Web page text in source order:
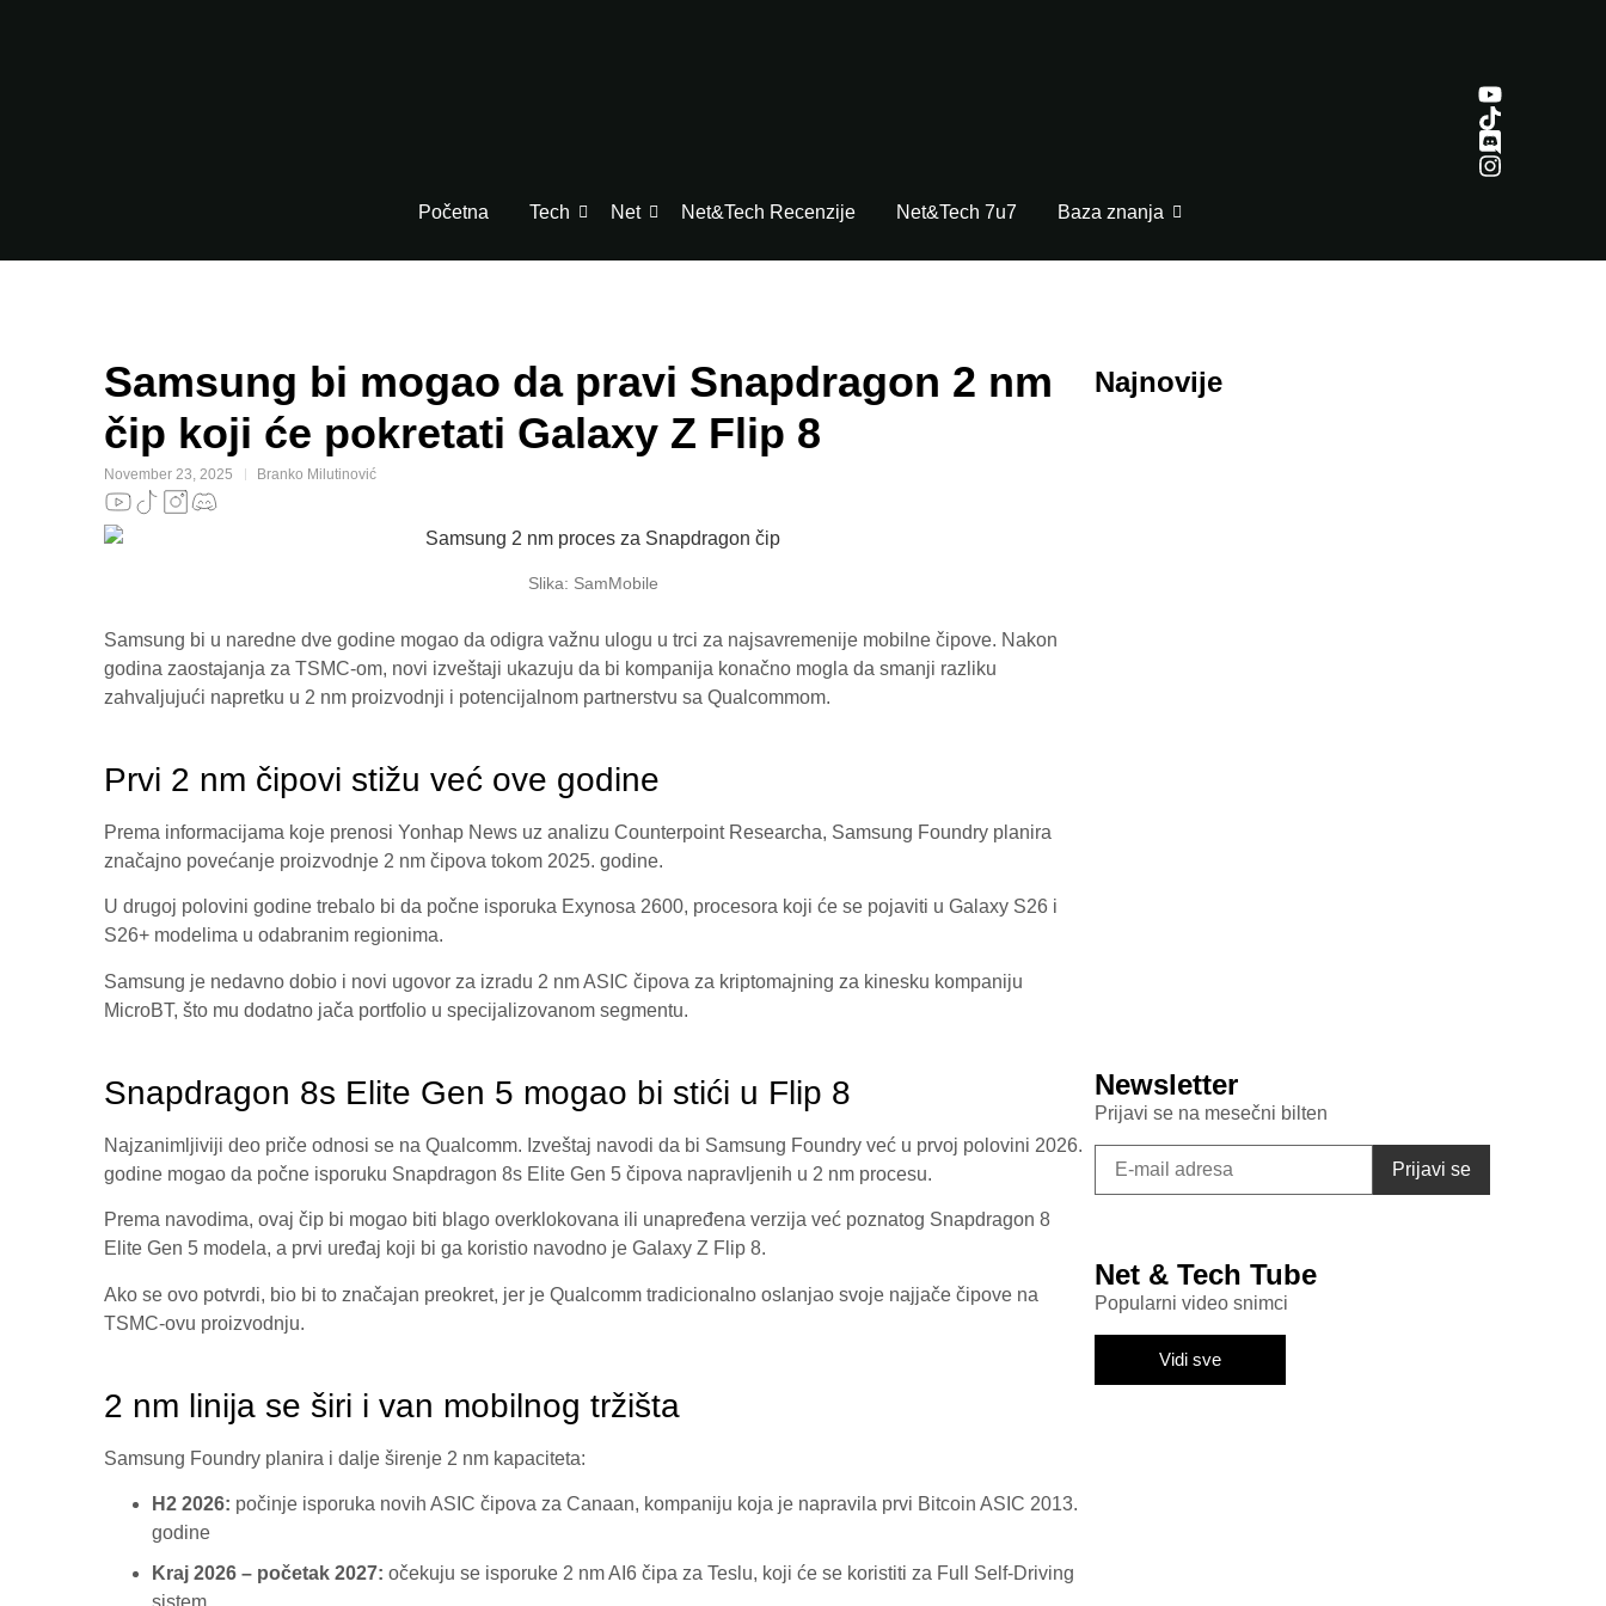
Početna Tech Net Net&Tech Recenzije Net&Tech 7u7 Baza znanja
Samsung bi mogao da pravi Snapdragon 2 nm
čip koji će pokretati Galaxy Z Flip 8
November 23, 2025 Branko Milutinović
Slika: SamMobile
Samsung bi u naredne dve godine mogao da odigra važnu ulogu u trci za najsavremenije mobilne čipove. Nakon
godina zaostajanja za TSMC-om, novi izveštaji ukazuju da bi kompanija konačno mogla da smanji razliku
zahvaljujući napretku u 2 nm proizvodnji i potencijalnom partnerstvu sa Qualcommom.
Prvi 2 nm čipovi stižu već ove godine
Prema informacijama koje prenosi Yonhap News uz analizu Counterpoint Researcha, Samsung Foundry planira
značajno povećanje proizvodnje 2 nm čipova tokom 2025. godine.
U drugoj polovini godine trebalo bi da počne isporuka Exynosa 2600, procesora koji će se pojaviti u Galaxy S26 i
S26+ modelima u odabranim regionima.
Samsung je nedavno dobio i novi ugovor za izradu 2 nm ASIC čipova za kriptomajning za kinesku kompaniju
MicroBT, što mu dodatno jača portfolio u specijalizovanom segmentu.
Snapdragon 8s Elite Gen 5 mogao bi stići u Flip 8
Najzanimljiviji deo priče odnosi se na Qualcomm. Izveštaj navodi da bi Samsung Foundry već u prvoj polovini 2026.
godine mogao da počne isporuku Snapdragon 8s Elite Gen 5 čipova napravljenih u 2 nm procesu.
Prema navodima, ovaj čip bi mogao biti blago overklokovana ili unapređena verzija već poznatog Snapdragon 8
Elite Gen 5 modela, a prvi uređaj koji bi ga koristio navodno je Galaxy Z Flip 8.
Ako se ovo potvrdi, bio bi to značajan preokret, jer je Qualcomm tradicionalno oslanjao svoje najjače čipove na
TSMC-ovu proizvodnju.
2 nm linija se širi i van mobilnog tržišta
Samsung Foundry planira i dalje širenje 2 nm kapaciteta:
H2 2026: počinje isporuka novih ASIC čipova za Canaan, kompaniju koja je napravila prvi Bitcoin ASIC 2013.
godine
Kraj 2026 – početak 2027: očekuju se isporuke 2 nm AI6 čipa za Teslu, koji će se koristiti za Full Self-Driving
sistem
Najnovije
Newsletter
Prijavi se na mesečni bilten
Net & Tech Tube
Popularni video snimci
Vidi sve